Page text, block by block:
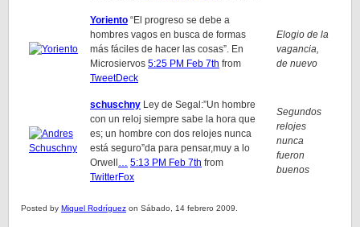
Yoriento “El progreso se debe a
hombres vagos en busca de formas
más fáciles de hacer las cosas”. En
Microsiervos 5:25 PM Feb 7th from
TweetDeck
Elogio de la
vagancia,
de nuevo
schuschny Ley de Segal:”Un hombre
con un reloj siempre sabe la hora que
es; un hombre con dos relojes nunca
está seguro”da para pensar,muy a lo
Orwell … 5:13 PM Feb 7th from
TwitterFox
Segundos
relojes
nunca
fueron
buenos
Posted by Miquel Rodríguez on Sábado, 14 febrero 2009.